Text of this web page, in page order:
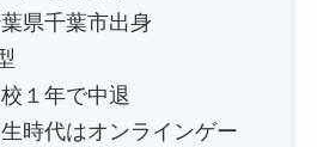
県千葉市出身
年で中退
代はオンラインゲー